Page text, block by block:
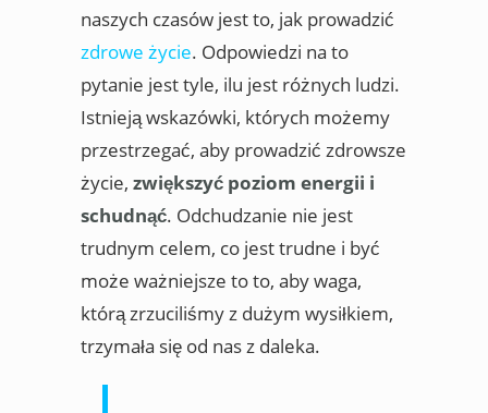
naszych czasów jest to, jak prowadzić
zdrowe życie. Odpowiedzi na to
pytanie jest tyle, ilu jest różnych ludzi.
Istnieją wskazówki, których możemy
przestrzegać, aby prowadzić zdrowsze
życie, zwiększyć poziom energii i
schudnąć. Odchudzanie nie jest
trudnym celem, co jest trudne i być
może ważniejsze to to, aby waga,
którą zrzuciliśmy z dużym wysiłkiem,
trzymała się od nas z daleka.